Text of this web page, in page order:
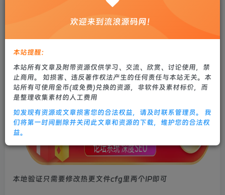
2年前更新
0 1378 5
本地验证只需要修改热更文件cfg里两个IP即可
欢迎来到流浪源码网！
本站提醒：
本站所有文章及附带资源仅供学习、交流、欣赏、讨论使用，禁
止商用。 如损害、违反著作权法产生的任何责任与本站无关。本
站所有可使用金币(或免费)兑换的资源，非软件及素材标价，而
是整理收集素材的人工费用
如发现有资源或文章损害您的合法权益，请及时联系管理员。 我
们将第一时间删除并关闭此文章和资源的下载，维护您的合法权
益。